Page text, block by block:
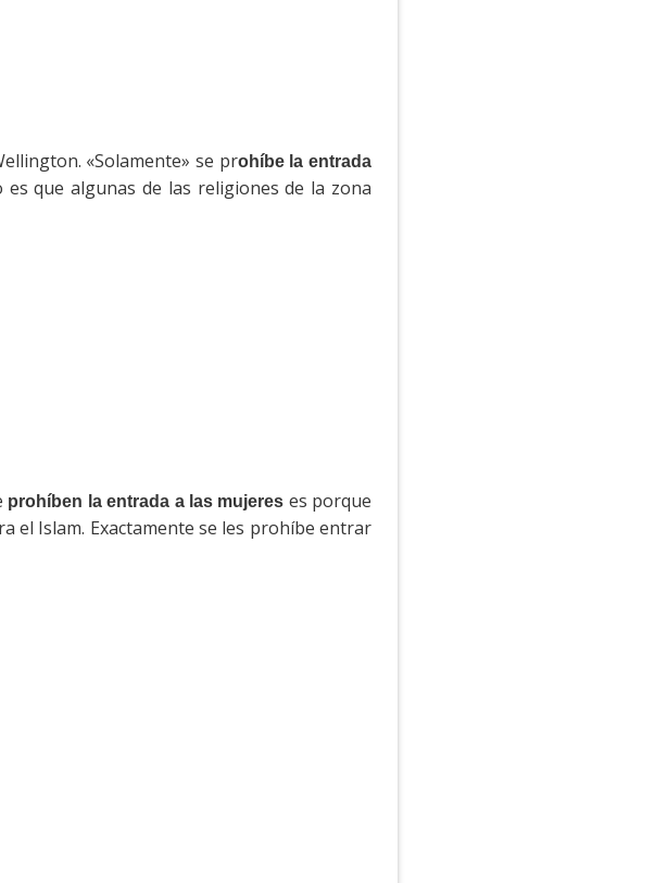
«Solamente» se prohíbe la entrada
que algunas de las religiones de la zona
prohíben la entrada a las mujeres es porque
el Islam. Exactamente se les prohíbe entrar